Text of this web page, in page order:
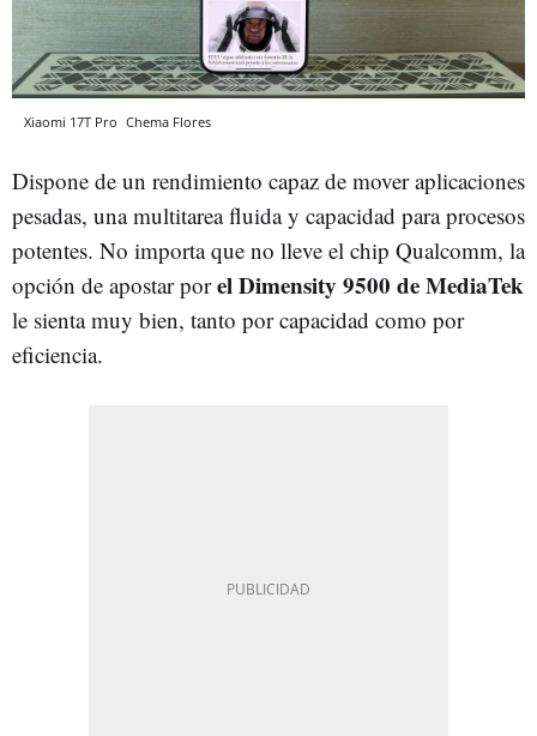
Xiaomi 17T Pro Chema Flores
Dispone de un rendimiento capaz de mover aplicaciones
pesadas, una multitarea fluida y capacidad para procesos
potentes. No importa que no lleve el chip Qualcomm, la
opción de apostar porel Dimensity 9500 de MediaTek
le sienta muy bien, tanto por capacidad como por
eficiencia.